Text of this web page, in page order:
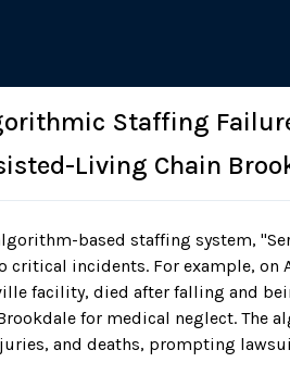
Staffing
Living Chain
based staffing system,
incidents. For example, on
facility, died after falling and
for medical neglect. The
and deaths, prompting